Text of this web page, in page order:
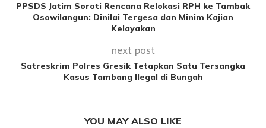
PPSDS Jatim Soroti Rencana Relokasi RPH ke Tambak
Osowilangun: Dinilai Tergesa dan Minim Kajian
Kelayakan
next post
Satreskrim Polres Gresik Tetapkan Satu Tersangka
Kasus Tambang Ilegal di Bungah
YOU MAY ALSO LIKE